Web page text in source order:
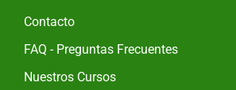
Contacto
FAQ - Preguntas Frecuentes
Nuestros Cursos